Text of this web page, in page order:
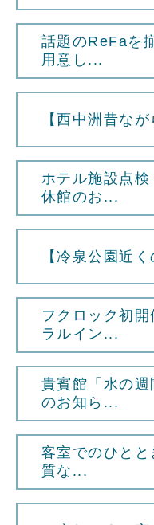
話題のReFaを
用意し...
【西中洲昔な
ホテル施設点検
休館のお...
【冷泉公園近
フクロック初
ラルイン...
貴賓館「水の
のお知ら...
客室でのひと
質な...